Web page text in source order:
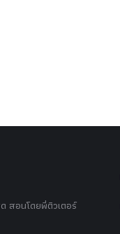
สอนโดยพี่ติวเตอร์